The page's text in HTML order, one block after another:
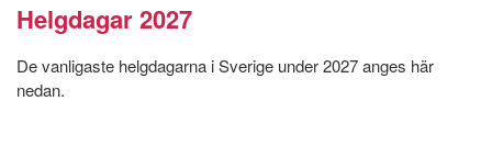
Helgdagar 2027
De vanligaste helgdagarna i Sverige under 2027 anges här
nedan.